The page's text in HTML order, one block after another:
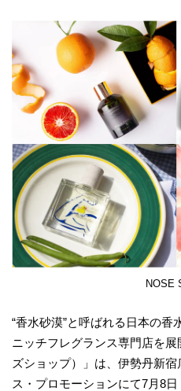
NOSE
“香水砂漠”と呼ばれる日本の
ニッチフレグランス専門店を
ズショップ）」は、伊勢丹新
ス・プロモーションにて7月8